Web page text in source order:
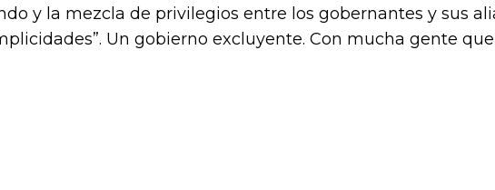
y la mezcla de privilegios entre los gobernantes y sus
Un gobierno excluyente. Con mucha gente